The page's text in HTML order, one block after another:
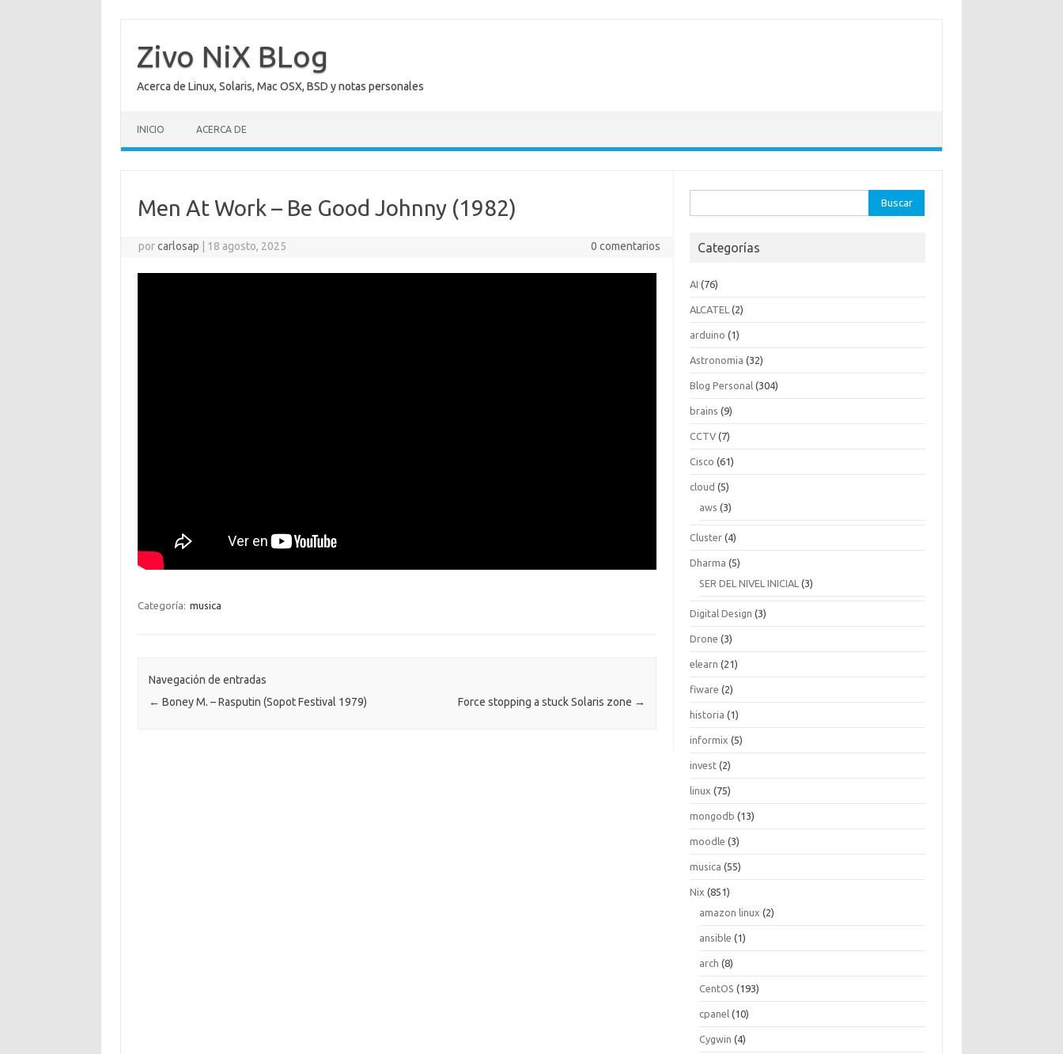
contenido
Zivo NiX BLog
Acerca de Linux, Solaris, Mac OSX, BSD y notas personales
INICIO ACERCA DE
Men At Work – Be Good Johnny (1982)
porcarlosap 18 agosto, 2025 0 comentarios
Categoría: musica
Navegación de entradas
← Boney M. – Rasputin (Sopot Festival 1979) Force stopping a stuck Solaris zone →
Categorías
AI (76)
ALCATEL (2)
arduino (1)
Astronomia (32)
Blog Personal (304)
brains (9)
CCTV (7)
Cisco (61)
cloud (5)
aws (3)
Cluster (4)
Dharma (5)
SER DEL NIVEL INICIAL (3)
Digital Design (3)
Drone (3)
elearn (21)
fiware (2)
historia (1)
informix (5)
invest (2)
linux (75)
mongodb (13)
moodle (3)
musica (55)
Nix (851)
amazon linux (2)
ansible (1)
arch (8)
CentOS (193)
cpanel (10)
Cygwin (4)